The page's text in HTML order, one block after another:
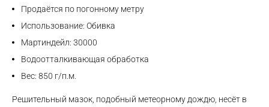
Продаётся по погонному метру
Использование: Обивка
Мартиндейл: 30000
Водоотталкивающая обработка
Вес: 850 г/п.м.
Решительный мазок, подобный метеорному дождю, несёт в